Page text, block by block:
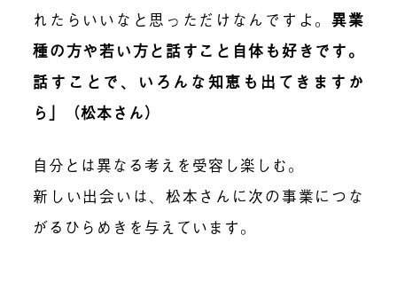
れたらいいなと思っただけなんですよ。 異業
種の方や若い方と話すこと自体も好きです。
話すことで、いろんな知恵も出てきますか
ら」（松本さん）
自分とは異なる考えを受容し楽しむ。
新しい出会いは、松本さんに次の事業につな
がるひらめきを与えています。